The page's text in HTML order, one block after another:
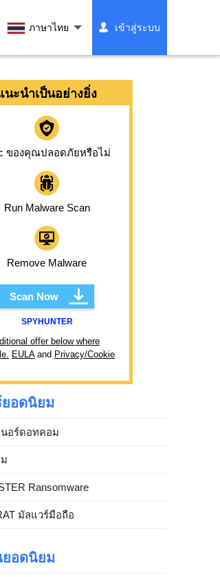
ภาษาไทย เข้าสู่ระบบ
นะนำเป็นอย่างยิ่ง
ของคุณปลอดภัยหรือไม่
Run Malware Scan
Remove Malware
Scan Now
SPYHUNTER
offer below where
EULAand Privacy/Cookie
อดนิยม
นอร์ดอทคอม
Ransomware
มัลแวร์มือถือ
อดนิยม